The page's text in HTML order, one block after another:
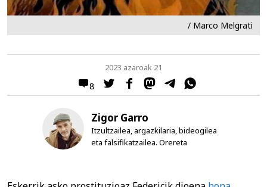
/ Marco Melgrati
8
2023 azaroak 21
Zigor Garro
Itzultzailea, argazkilaria, bideogilea
eta falsifikatzailea. Orereta